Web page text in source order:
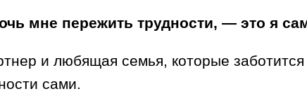
мне пережить трудности, — это я
и любящая семья, которые
сами.